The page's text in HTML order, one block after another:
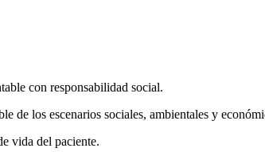
con responsabilidad social.
de los escenarios sociales, ambientales y
vida del paciente.